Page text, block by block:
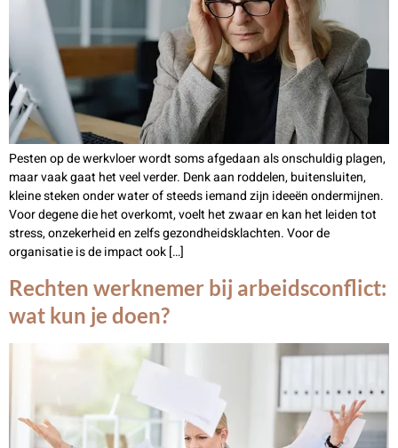
Pesten op de werkvloer wordt soms afgedaan als onschuldig plagen,
maar vaak gaat het veel verder. Denk aan roddelen, buitensluiten,
kleine steken onder water of steeds iemand zijn ideeën ondermijnen.
Voor degene die het overkomt, voelt het zwaar en kan het leiden tot
stress, onzekerheid en zelfs gezondheidsklachten. Voor de
organisatie is de impact ook […]
Rechten werknemer bij arbeidsconflict:
wat kun je doen?